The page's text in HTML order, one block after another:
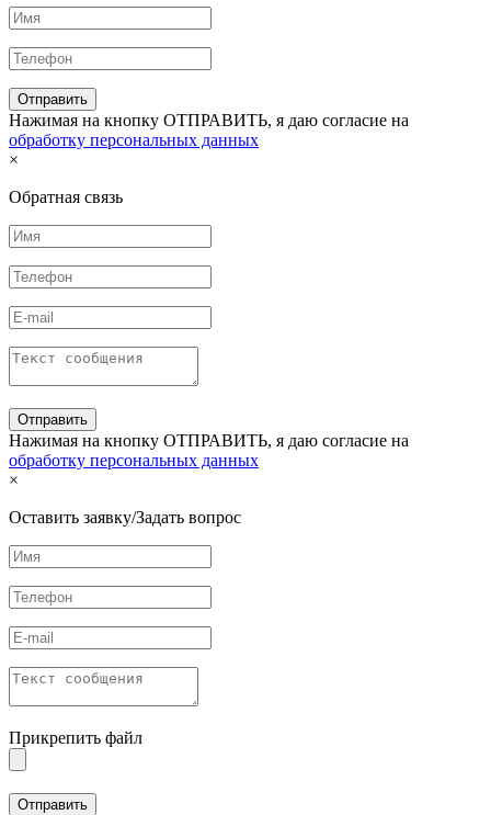
Нажимая на кнопку ОТПРАВИТЬ, я даю согласие на
обработку персональных данных
×
Обратная связь
Нажимая на кнопку ОТПРАВИТЬ, я даю согласие на
обработку персональных данных
×
Оставить заявку/Задать вопрос
Прикрепить файл